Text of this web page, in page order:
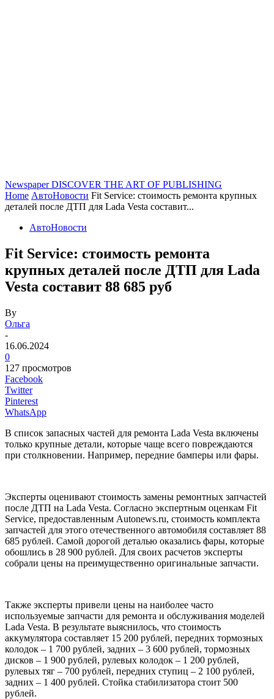
Newspaper DISCOVER THE ART OF PUBLISHING
Home АвтоНовости Fit Service: стоимость ремонта крупных
деталей после ДТП для Lada Vesta составит...
АвтоНовости
Fit Service: стоимость ремонта
крупных деталей после ДТП для Lada
Vesta составит 88 685 руб
By
Ольга
-
16.06.2024
0
127 просмотров
Facebook
Twitter
Pinterest
WhatsApp
В список запасных частей для ремонта Lada Vesta включены
только крупные детали, которые чаще всего повреждаются
при столкновении. Например, передние бамперы или фары.
Эксперты оценивают стоимость замены ремонтных запчастей
после ДТП на Lada Vesta. Согласно экспертным оценкам Fit
Service, предоставленным Autonews.ru, стоимость комплекта
запчастей для этого отечественного автомобиля составляет 88
685 рублей. Самой дорогой деталью оказались фары, которые
обошлись в 28 900 рублей. Для своих расчетов эксперты
собрали цены на преимущественно оригинальные запчасти.
Также эксперты привели цены на наиболее часто
используемые запчасти для ремонта и обслуживания моделей
Lada Vesta. В результате выяснилось, что стоимость
аккумулятора составляет 15 200 рублей, передних тормозных
колодок – 1 700 рублей, задних – 3 600 рублей, тормозных
дисков – 1 900 рублей, рулевых колодок – 1 200 рублей,
рулевых тяг – 700 рублей, передних ступиц – 2 100 рублей,
задних – 1 400 рублей. Стойка стабилизатора стоит 500
рублей.